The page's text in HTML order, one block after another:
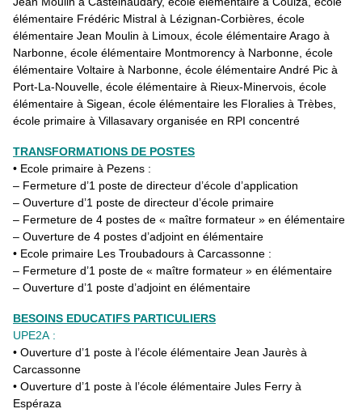
élémentaire Frédéric Mistral à Lézignan-Corbières, école
élémentaire Jean Moulin à Limoux, école élémentaire Arago à
Narbonne, école élémentaire Montmorency à Narbonne, école
élémentaire Voltaire à Narbonne, école élémentaire André Pic à
Port-La-Nouvelle, école élémentaire à Rieux-Minervois, école
élémentaire à Sigean, école élémentaire les Floralies à Trèbes,
école primaire à Villasavary organisée en RPI concentré
TRANSFORMATIONS DE POSTES
• Ecole primaire à Pezens :
– Fermeture d’1 poste de directeur d’école d’application
– Ouverture d’1 poste de directeur d’école primaire
– Fermeture de 4 postes de « maître formateur » en élémentaire
– Ouverture de 4 postes d’adjoint en élémentaire
• Ecole primaire Les Troubadours à Carcassonne :
– Fermeture d’1 poste de « maître formateur » en élémentaire
– Ouverture d’1 poste d’adjoint en élémentaire
BESOINS EDUCATIFS PARTICULIERS
UPE2A :
• Ouverture d’1 poste à l’école élémentaire Jean Jaurès à
Carcassonne
• Ouverture d’1 poste à l’école élémentaire Jules Ferry à
Espéraza